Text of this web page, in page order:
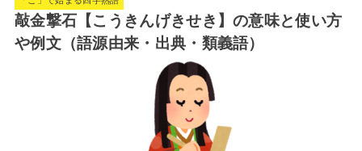
敲金撃石【こうきんげきせき】の意味と使い方
や例文（語源由来・出典・類義語）